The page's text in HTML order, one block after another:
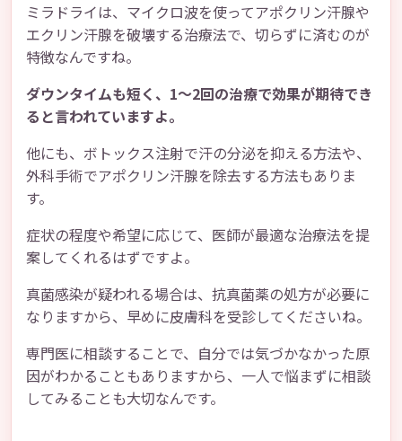
ミラドライは、マイクロ波を使ってアポクリン汗腺や
エクリン汗腺を破壊する治療法で、切らずに済むのが
特徴なんですね。
ダウンタイムも短く、1〜2回の治療で効果が期待でき
ると言われていますよ。
他にも、ボトックス注射で汗の分泌を抑える方法や、
外科手術でアポクリン汗腺を除去する方法もありま
す。
症状の程度や希望に応じて、医師が最適な治療法を提
案してくれるはずですよ。
真菌感染が疑われる場合は、抗真菌薬の処方が必要に
なりますから、早めに皮膚科を受診してくださいね。
専門医に相談することで、自分では気づかなかった原
因がわかることもありますから、一人で悩まずに相談
してみることも大切なんです。